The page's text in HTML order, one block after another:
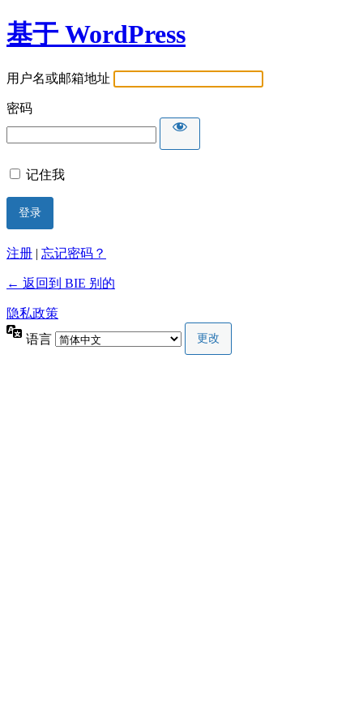
基于 WordPress
用户名或邮箱地址
密码
记住我
注册 | 忘记密码？
← 返回到 BIE 别的
隐私政策
语言